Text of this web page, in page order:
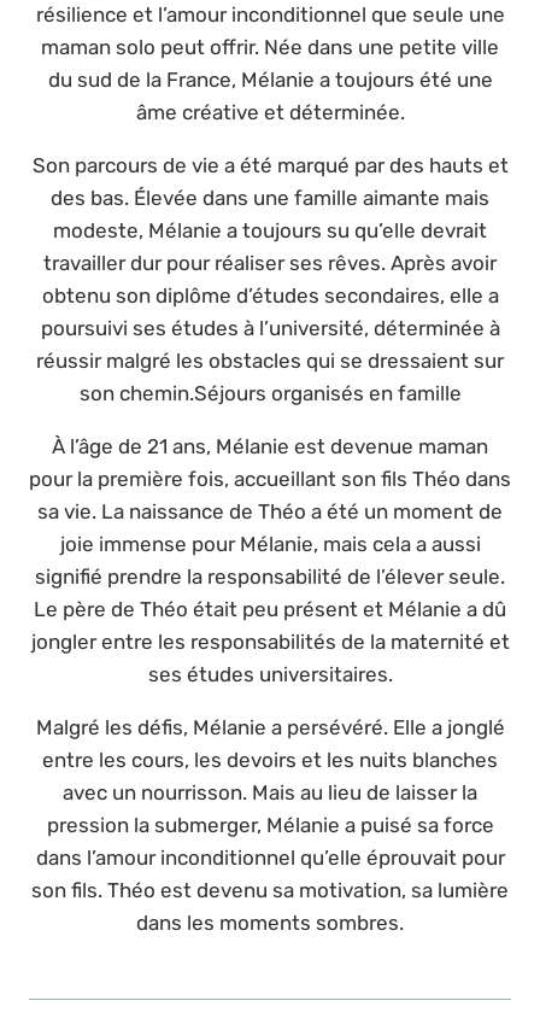
résilience et l’amour inconditionnel que seule une
maman solo peut offrir. Née dans une petite ville
du sud de la France, Mélanie a toujours été une
âme créative et déterminée.
Son parcours de vie a été marqué par des hauts et
des bas. Élevée dans une famille aimante mais
modeste, Mélanie a toujours su qu’elle devrait
travailler dur pour réaliser ses rêves. Après avoir
obtenu son diplôme d’études secondaires, elle a
poursuivi ses études à l’université, déterminée à
réussir malgré les obstacles qui se dressaient sur
son chemin.Séjours organisés en famille
À l’âge de 21 ans, Mélanie est devenue maman
pour la première fois, accueillant son fils Théo dans
sa vie. La naissance de Théo a été un moment de
joie immense pour Mélanie, mais cela a aussi
signifié prendre la responsabilité de l’élever seule.
Le père de Théo était peu présent et Mélanie a dû
jongler entre les responsabilités de la maternité et
ses études universitaires.
Malgré les défis, Mélanie a persévéré. Elle a jonglé
entre les cours, les devoirs et les nuits blanches
avec un nourrisson. Mais au lieu de laisser la
pression la submerger, Mélanie a puisé sa force
dans l’amour inconditionnel qu’elle éprouvait pour
son fils. Théo est devenu sa motivation, sa lumière
dans les moments sombres.